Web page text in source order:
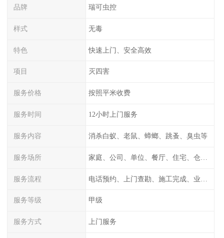
品牌 瑞可虫控
样式 无毒
特色 快速上门、安全高效
项目 灭四害
服务价格 按照平米收费
服务时间 12小时上门服务
服务内容 消杀白蚁、老鼠、蟑螂、跳蚤、臭虫等
服务场所
服务流程
服务等级 甲级
服务方式 上门服务